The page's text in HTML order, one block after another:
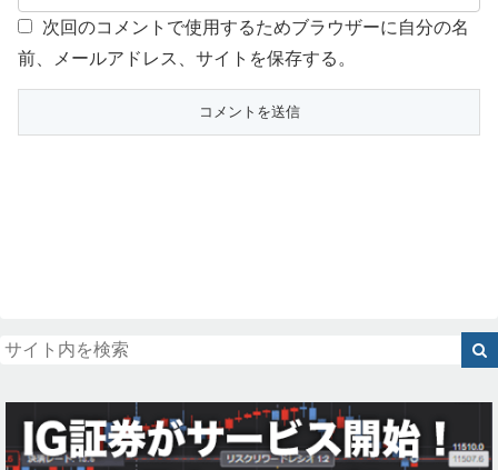
次回のコメントで使用するためブラウザーに自分の名
前、メールアドレス、サイトを保存する。